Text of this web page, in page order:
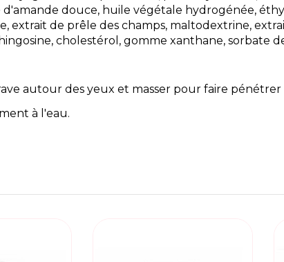
douce, huile végétale hydrogénée,
extrait de prêle des champs, maltodextrine,
cholestérol, gomme xanthane, sorbate
autour des yeux et masser pour faire pénétrer
à l'eau.